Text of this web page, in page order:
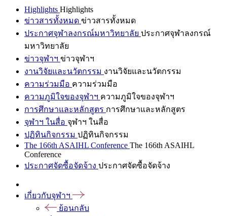
Highlights Highlights
ข่าวสารทั้งหมด ข่าวสารทั้งหมด
ประกาศจุฬาลงกรณ์มหาวิทยาลัย ประกาศจุฬาลงกรณ์
มหาวิทยาลัย
ข่าวจุฬาฯ ข่าวจุฬาฯ
งานวิจัยและนวัตกรรม งานวิจัยและนวัตกรรม
ความร่วมมือ ความร่วมมือ
ความภูมิใจของจุฬาฯ ความภูมิใจของจุฬาฯ
การศึกษาและหลักสูตร การศึกษาและหลักสูตร
จุฬาฯ ในสื่อ จุฬาฯ ในสื่อ
ปฏิทินกิจกรรม ปฏิทินกิจกรรม
The 166th ASAIHL Conference The 166th ASAIHL
Conference
ประกาศจัดซื้อจัดจ้าง ประกาศจัดซื้อจัดจ้าง
เกี่ยวกับจุฬาฯ
ย้อนกลับ